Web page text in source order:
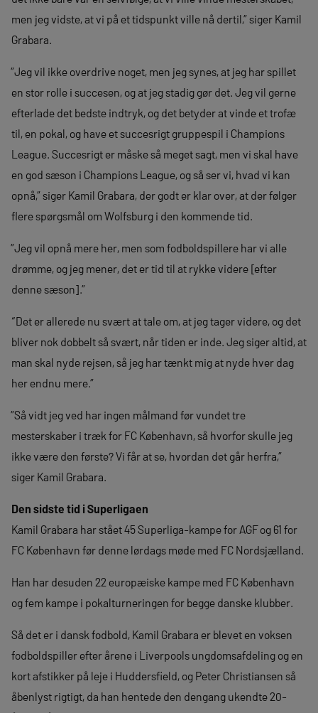
men jeg vidste, at vi på et tidspunkt ville nå dertil,” siger Kamil
Grabara.
”Jeg vil ikke overdrive noget, men jeg synes, at jeg har spillet
en stor rolle i succesen, og at jeg stadig gør det. Jeg vil gerne
efterlade det bedste indtryk, og det betyder at vinde et trofæ
til, en pokal, og have et succesrigt gruppespil i Champions
League. Succesrigt er måske så meget sagt, men vi skal have
en god sæson i Champions League, og så ser vi, hvad vi kan
opnå,” siger Kamil Grabara, der godt er klar over, at der følger
flere spørgsmål om Wolfsburg i den kommende tid.
”Jeg vil opnå mere her, men som fodboldspillere har vi alle
drømme, og jeg mener, det er tid til at rykke videre [efter
denne sæson].”
“Det er allerede nu svært at tale om, at jeg tager videre, og det
bliver nok dobbelt så svært, når tiden er inde. Jeg siger altid, at
man skal nyde rejsen, så jeg har tænkt mig at nyde hver dag
her endnu mere.”
”Så vidt jeg ved har ingen målmand før vundet tre
mesterskaber i træk for FC København, så hvorfor skulle jeg
ikke være den første? Vi får at se, hvordan det går herfra,”
siger Kamil Grabara.
Den sidste tid i Superligaen
Kamil Grabara har stået 45 Superliga-kampe for AGF og 61 for
FC København før denne lørdags møde med FC Nordsjælland.
Han har desuden 22 europæiske kampe med FC København
og fem kampe i pokalturneringen for begge danske klubber.
Så det er i dansk fodbold, Kamil Grabara er blevet en voksen
fodboldspiller efter årene i Liverpools ungdomsafdeling og en
kort afstikker på leje i Huddersfield, og Peter Christiansen så
åbenlyst rigtigt, da han hentede den dengang ukendte 20-